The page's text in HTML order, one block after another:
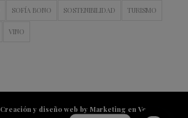
SOFÍA BONO SOSTENIBILIDAD TURISMO
VINO
Creación y diseño web by Marketing en Vena